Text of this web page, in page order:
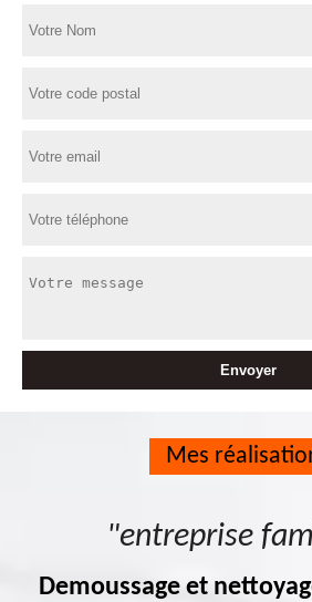
Mes
"entreprise
Demoussage et